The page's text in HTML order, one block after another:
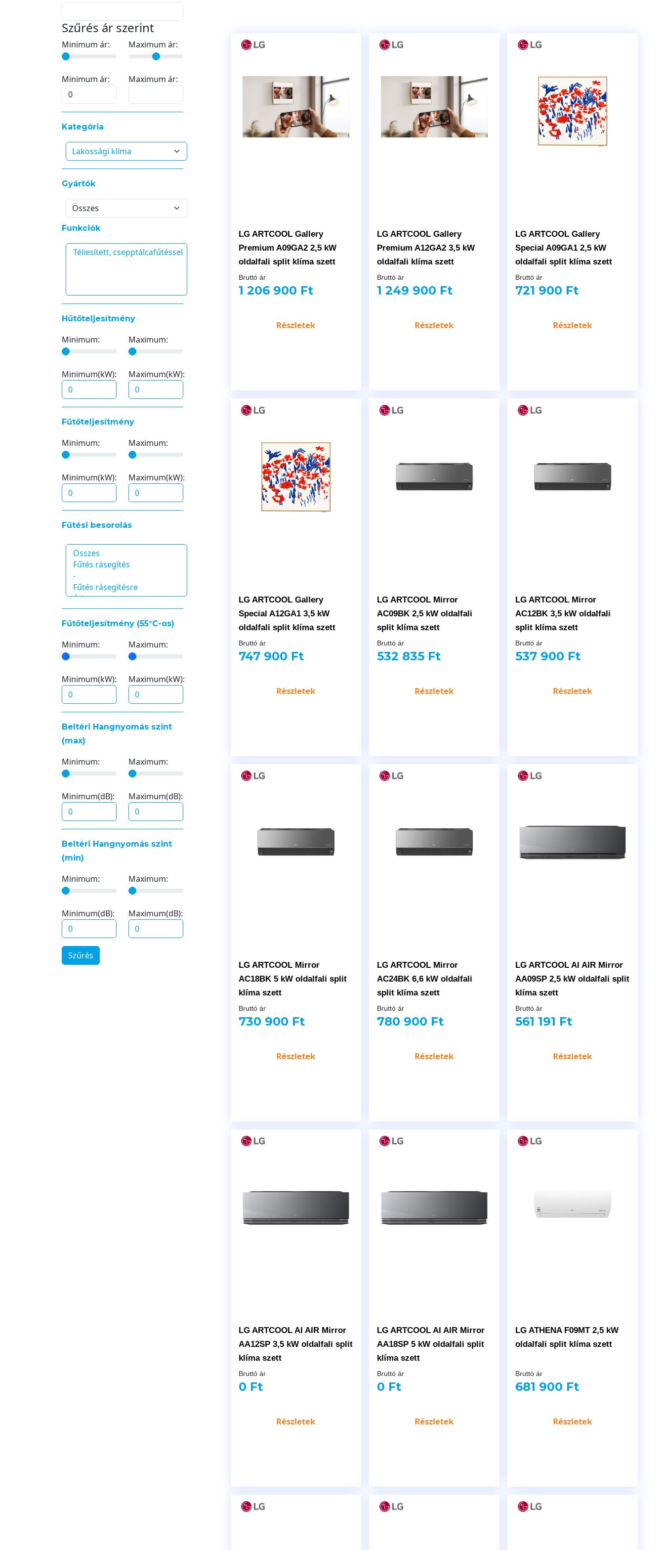
Szűrés ár szerint
Minimum ár: Maximum ár:
Minimum ár: Maximum ár:
Kategória
Gyártók
Funkciók
Hűtőteljesítmény
Minimum: Maximum:
Minimum(kW): Maximum(kW):
Fűtőteljesítmény
Minimum: Maximum:
Minimum(kW): Maximum(kW):
Fűtési besorolás
Fűtőteljesítmény (55°C-os)
Minimum: Maximum:
Minimum(kW): Maximum(kW):
Beltéri Hangnyomás szint
(max)
Minimum: Maximum:
Minimum(dB): Maximum(dB):
Beltéri Hangnyomás szint
(min)
Minimum: Maximum:
Minimum(dB): Maximum(dB):
Szűrés
LG ARTCOOL Gallery
Premium A09GA2 2,5 kW
oldalfali split klíma szett
Bruttó ár
1 206 900 Ft
Részletek
LG ARTCOOL Gallery
Premium A12GA2 3,5 kW
oldalfali klíma szett
Bruttó ár
1 249 900 Ft
Részletek
LG ARTCOOL Gallery
Special A09GA1 2,5 kW
oldalfali split klíma szett
Bruttó ár
721 900 Ft
Részletek
LG ARTCOOL Gallery
Special A12GA1 3,5 kW
oldalfali split klíma szett
Bruttó ár
747 900 Ft
Részletek
LG ARTCOOL Mirror
AC09BK 2,5 kW oldalfali
split klíma szett
Bruttó ár
532 835 Ft
Részletek
LG ARTCOOL Mirror
AC12BK 3,5 kW oldalfali
split klíma szett
Bruttó ár
537 900 Ft
Részletek
LG ARTCOOL Mirror
AC18BK 5 kW oldalfali split
klíma szett
Bruttó ár
730 900 Ft
Részletek
LG ARTCOOL Mirror
AC24BK 6,6 kW oldalfali
split klíma szett
Bruttó ár
780 900 Ft
Részletek
LG ARTCOOL AI AIR Mirror
AA09SP 2,5 kW oldalfali split
klíma szett
Bruttó ár
561 191 Ft
Részletek
LG ARTCOOL AI AIR Mirror
AA12SP 3,5 kW oldalfali split
klíma szett
Bruttó ár
0 Ft
Részletek
LG ARTCOOL AI AIR Mirror
AA18SP 5 kW oldalfali split
klíma szett
Bruttó ár
0 Ft
Részletek
LG ATHENA F09MT 2,5 kW
oldalfali split klíma szett
Bruttó ár
681 900 Ft
Részletek